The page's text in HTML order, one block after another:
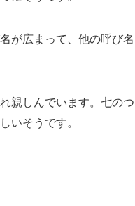
が広まって、他の呼び名
親しんでいます。七のつ
いそうです。